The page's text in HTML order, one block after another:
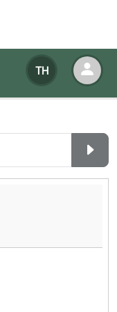
TH
ยงาน